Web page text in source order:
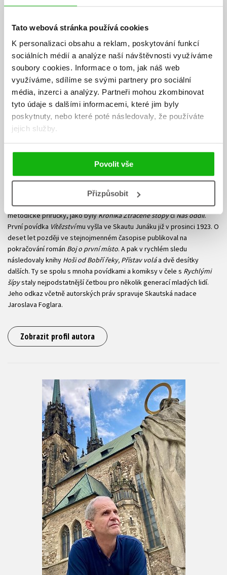
Tato webová stránka používá cookies
K personalizaci obsahu a reklam, poskytování funkcí
sociálních médií a analýze naší návštěvnosti využíváme
soubory cookies. Informace o tom, jak náš web
využíváme, sdílíme se svými partnery pro sociální
média, inzerci a analýzy. Partneři mohou zkombinovat
tyto údaje s dalšími informacemi, které jim byly
poskytnuty, nebo které poté následovaly, že používáte
jejich služby.
Povolit vše
Přizpůsobit
Jaroslav Foglar
významný metodik, dlouholetý skautský vůdce 2. oddílu Praha. Své
zkušenosti, nápady a programové tipy nabízel ostatním
prostřednictvím časopisů a později knih na pomezí příběhu a
metodické příručky, jako bylyKronika Ztracené stopyčiNáš oddíl.
První povídka Vítězstvímu vyšla ve Skautu Junáku již v prosinci 1923. O
deset let později ve stejnojmenném časopise publikoval na
pokračování román Boj o první místo. A pak v rychlém sledu
následovaly knihy Hoši od Bobří řeky, Přístav voláa dvě desítky
dalších. Ty se spolu s mnoha povídkami a komiksy v čele s Rychlými
šípystaly nejpodstatnější četbou pro několik generací mladých lidí.
Jeho odkaz včetně autorských práv spravuje Skautská nadace
Jaroslava Foglara.
Zobrazit profil autora